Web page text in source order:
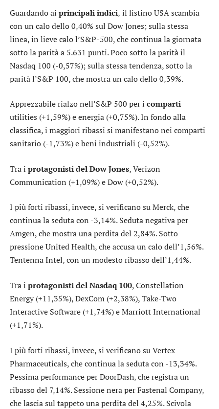
Guardando ai principali indici, il listino USA scambia
con un calo dello 0,40% sul Dow Jones; sulla stessa
linea, in lieve calo l’S&P-500, che continua la giornata
sotto la parità a 5.631 punti. Poco sotto la parità il
Nasdaq 100 (-0,57%); sulla stessa tendenza, sotto la
parità l’S&P 100, che mostra un calo dello 0,39%.
Apprezzabile rialzo nell’S&P 500 per i comparti
utilities (+1,59%) eenergia (+0,75%). In fondo alla
classifica, i maggiori ribassi si manifestano nei comparti
sanitario (-1,73%) ebeni industriali (-0,52%).
Tra i protagonisti del Dow Jones,Verizon
Communication (+1,09%) eDow (+0,52%).
I più forti ribassi, invece, si verificano suMerck, che
continua la seduta con -3,14%. Seduta negativa per
Amgen, che mostra una perdita del 2,84%. Sotto
pressioneUnited Health, che accusa un calo dell’1,56%.
TentennaIntel, con un modesto ribasso dell’1,44%.
Tra i protagonisti del Nasdaq 100,Constellation
Energy(+11,35%),DexCom (+2,38%),Take-Two
Interactive Software (+1,74%) eMarriott International
(+1,71%).
I più forti ribassi, invece, si verificano suVertex
Pharmaceuticals, che continua la seduta con -13,34%.
Pessima performance perDoorDash, che registra un
ribasso del 7,14%. Sessione nera perFastenal Company,
che lascia sul tappeto una perdita del 4,25%. Scivola